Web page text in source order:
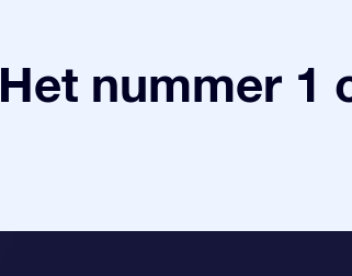
Het nummer 1